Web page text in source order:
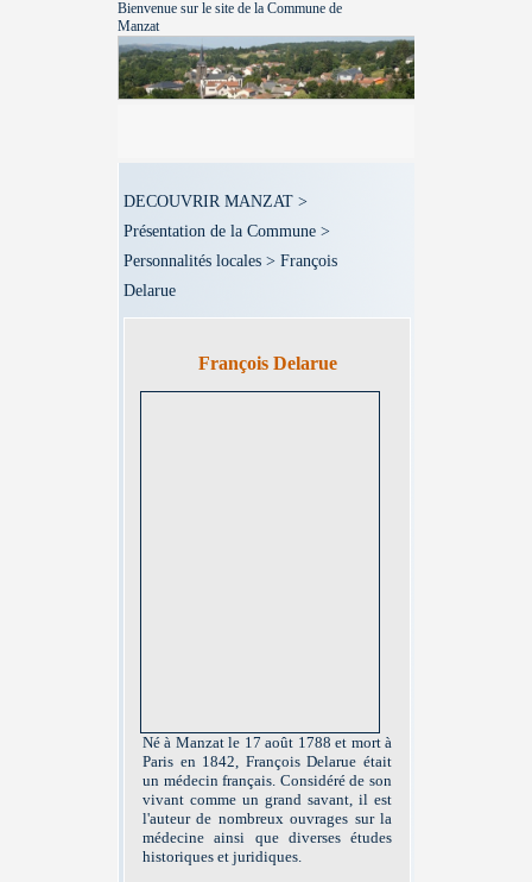
Bienvenue sur le site de la Commune de
Manzat
DECOUVRIR MANZAT >
Présentation de la Commune >
Personnalités locales > François
Delarue
François Delarue
Né à Manzat le 17 août 1788 et mort à
Paris en 1842, François Delarue était
un médecin français. Considéré de son
vivant comme un grand savant, il est
l'auteur de nombreux ouvrages sur la
médecine ainsi que diverses études
historiques et juridiques.